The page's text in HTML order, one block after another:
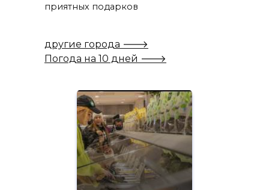
приятных подарков
другие города 🡒
Погода на 10 дней 🡒